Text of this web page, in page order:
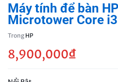
Máy tính để bàn
Microtower Core i3
Trong HP
8,900,000₫